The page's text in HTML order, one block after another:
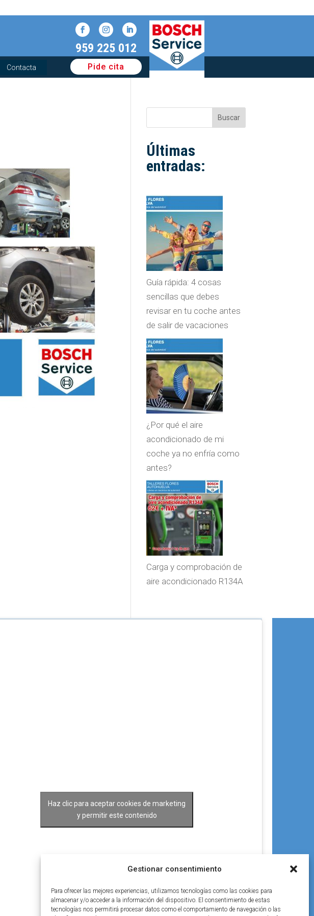
Gestionar consentimiento
Para ofrecer las mejores experiencias, utilizamos tecnologías como las cookies para
almacenar y/o acceder a la información del dispositivo. El consentimiento de estas
tecnologías nos permitirá procesar datos como el comportamiento de navegación o las
Contacta
959 225 012
Pide cita
Buscar
Últimas
entradas:
Guía rápida: 4 cosas
sencillas que debes
revisar en tu coche antes
de salir de vacaciones
¿Por qué el aire
acondicionado de mi
coche ya no enfría como
antes?
Carga y comprobación de
aire acondicionado R134A
Haz clic para aceptar cookies de marketing
y permitir este contenido